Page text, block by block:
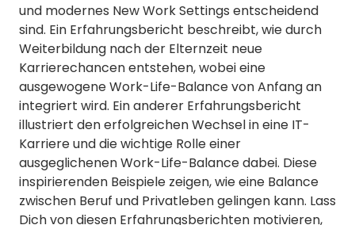
und modernes New Work Settings entscheidend
sind. Ein Erfahrungsbericht beschreibt, wie durch
Weiterbildung nach der Elternzeit neue
Karrierechancen entstehen, wobei eine
ausgewogene Work-Life-Balance von Anfang an
integriert wird. Ein anderer Erfahrungsbericht
illustriert den erfolgreichen Wechsel in eine IT-
Karriere und die wichtige Rolle einer
ausgeglichenen Work-Life-Balance dabei. Diese
inspirierenden Beispiele zeigen, wie eine Balance
zwischen Beruf und Privatleben gelingen kann. Lass
Dich von diesen Erfahrungsberichten motivieren,